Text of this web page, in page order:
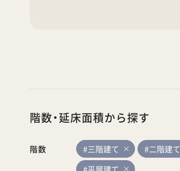
階数・延床面積から探す
階数 #三階建て
#二階建て